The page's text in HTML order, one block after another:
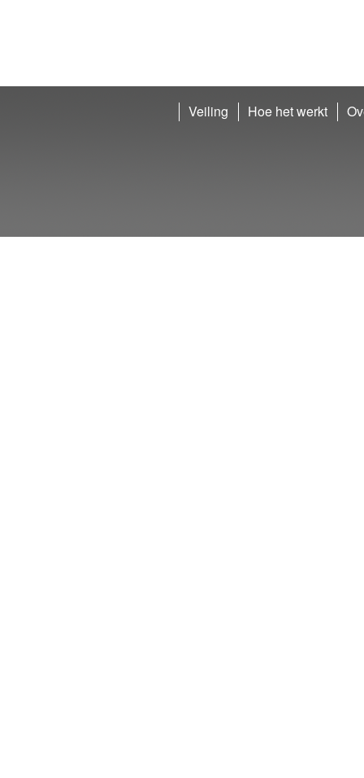
Veiling Hoe het werkt